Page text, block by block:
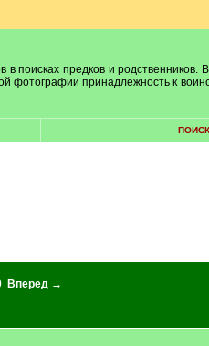
поисках предков и родственников.
фотографии принадлежность к
ПОИСК
Вперед →